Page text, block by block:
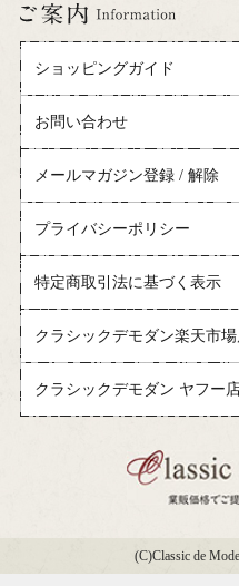
ショッピングガイド
お問い合わせ
メールマガジン登録 / 解除
プライバシーポリシー
特定商取引法に基づく表示
クラシックデモダン楽天市
クラシックデモダン ヤフー
(C)Classic de